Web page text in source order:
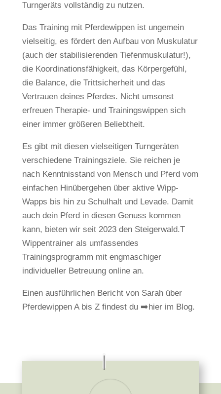
Turngeräts vollständig zu nutzen.
Das Training mit Pferdewippen ist ungemein
vielseitig, es fördert den Aufbau von Muskulatur
(auch der stabilisierenden Tiefenmuskulatur!),
die Koordinationsfähigkeit, das Körpergefühl,
die Balance, die Trittsicherheit und das
Vertrauen deines Pferdes. Nicht umsonst
erfreuen Therapie- und Trainingswippen sich
einer immer größeren Beliebtheit.
Es gibt mit diesen vielseitigen Turngeräten
verschiedene Trainingsziele. Sie reichen je
nach Kenntnisstand von Mensch und Pferd vom
einfachen Hinübergehen über aktive Wipp-
Wapps bis hin zu Schulhalt und Levade. Damit
auch dein Pferd in diesen Genuss kommen
kann, bieten wir seit 2023 den Steigerwald.T
Wippentrainer als umfassendes
Trainingsprogramm mit engmaschiger
individueller Betreuung online an.
Einen ausführlichen Bericht von Sarah über
Pferdewippen A bis Z findest du ➡️hier im Blog.